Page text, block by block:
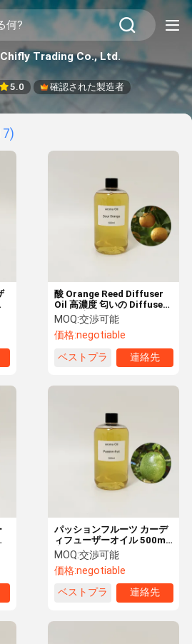
Trading Co., Ltd.
5.0 確認された製造者
酸 Orange Reed Diffuser
Oil 高濃度 匂いの Diffuser
湿気化剤
MOQ:交渉可能
価格:negotiable
ベストプラ
連絡先
パッションフルーツ カーデ
ィフューザーオイル 500ml
商用アロマテラピーオイル
ディフューザーオイル
MOQ:交渉可能
価格:negotiable
ベストプラ
連絡先